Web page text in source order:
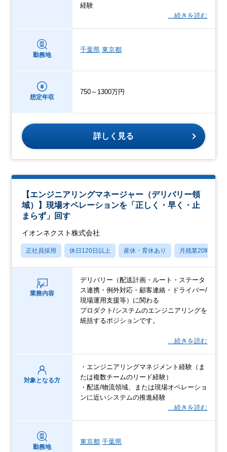
経験
…続きを読む
勤務地
千葉県 東京都
想定年収
750～1300万円
詳しく見る
【エンジニアリングマネージャー（デリバリー領
域）】現場オペレーションを「正しく・早く・止
まらず」回す
イオンネクスト株式会社
正社員採用 休日120日以上 産休・育休あり 月残業20時間以
業務内容
デリバリー（配送計画・ルート・ステータ
ス連携・例外対応・顧客連絡・ドライバー/
現場運用支援等）に関わる
プロダクト/システムのエンジニアリングを
統括するポジションです。
…続きを読む
対象となる方
・エンジニアリングマネジメント経験（ま
たは複数チームのリード経験）
・配送/物流領域、または現場オペレーショ
ンに近いシステムの推進経験
…続きを読む
勤務地
東京都 千葉県